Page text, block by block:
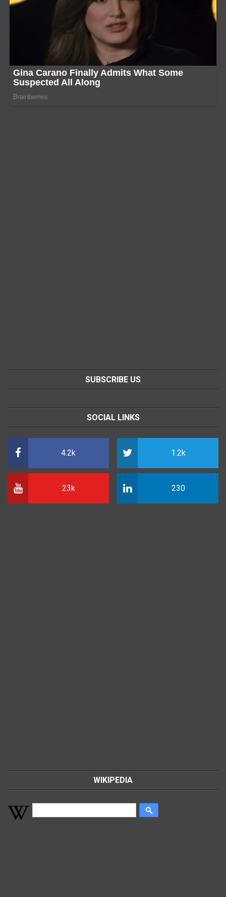
SUBSCRIBE US
SOCIAL LINKS
4.2k 1.2k
23k 230
WIKIPEDIA